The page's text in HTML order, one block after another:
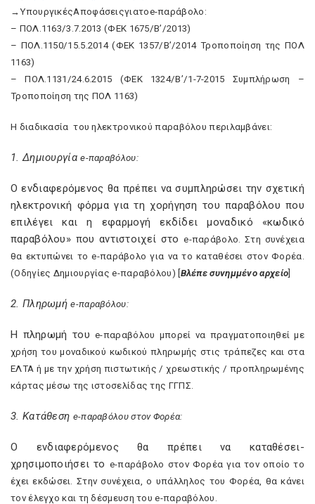
→ΥπουργικέςΑποφάσειςγιατοe-παράβολο:
– ΠΟΛ.1163/3.7.2013 (ΦΕΚ 1675/Β’/2013)
– ΠΟΛ.1150/15.5.2014 (ΦΕΚ 1357/Β’/2014 Τροποποίηση της ΠΟΛ
1163)
– ΠΟΛ.1131/24.6.2015 (ΦΕΚ 1324/Β’/1-7-2015 Συμπλήρωση –
Τροποποίηση της ΠΟΛ 1163)
H διαδικασία του ηλεκτρονικού παραβόλου περιλαμβάνει:
1. Δημιουργίαe-παραβόλου:
Ο ενδιαφερόμενος θα πρέπει να συμπληρώσει την σχετική
ηλεκτρονική φόρμα για τη χορήγηση του παραβόλου που
επιλέγει και η εφαρμογή εκδίδει μοναδικό «κωδικό
παραβόλου» που αντιστοιχεί στοe-παράβολο. Στη συνέχεια
θα εκτυπώνει τοe-παράβολο για να το καταθέσει στον Φορέα.
(Οδηγίες Δημιουργίαςe-παραβόλου) [ Βλέπε συνημμένο αρχείο
2. Πληρωμήe-παραβόλου:
Η πληρωμή τουe-παραβόλου μπορεί να πραγματοποιηθεί με
χρήση του μοναδικού κωδικού πληρωμής στις τράπεζες και στα
ΕΛΤΑ ή με την χρήση πιστωτικής / χρεωστικής / προπληρωμένης
κάρτας μέσω της ιστοσελίδας της ΓΓΠΣ.
3. Κατάθεση e-παραβόλου στον Φορέα:
Ο ενδιαφερόμενος θα πρέπει να καταθέσει-
χρησιμοποιήσει το e-παράβολο στον Φορέα για τον οποίο το
έχει εκδώσει. Στην συνέχεια, ο υπάλληλος του Φορέα, θα κάνει
τον έλεγχο και τη δέσμευση τουe-παραβόλου.